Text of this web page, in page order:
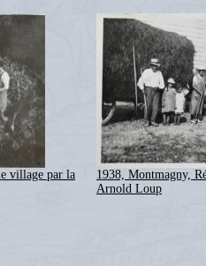
village par la
1938, Montmagny,
Arnold Loup